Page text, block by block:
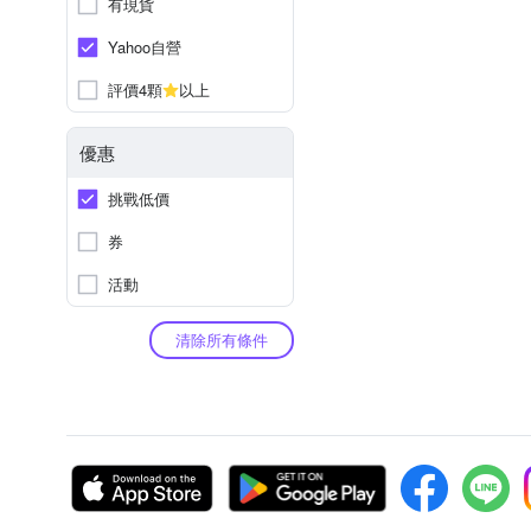
Yahoo自營
評價4顆
以上
優惠
挑戰低價
券
活動
清除所有條件